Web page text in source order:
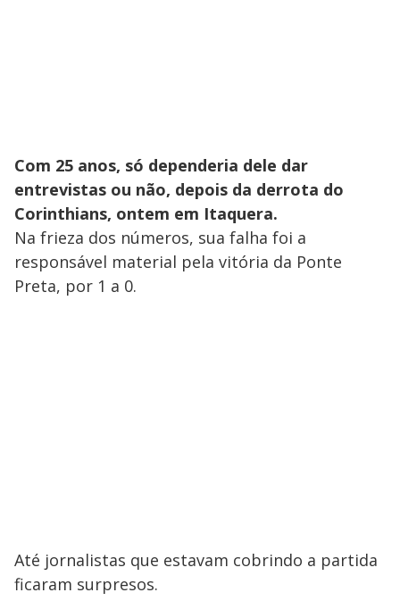
Com 25 anos, só dependeria dele dar
entrevistas ou não, depois da derrota do
Corinthians, ontem em Itaquera.
Na frieza dos números, sua falha foi a
responsável material pela vitória da Ponte
Preta, por 1 a 0.
Até jornalistas que estavam cobrindo a partida
ficaram surpresos.